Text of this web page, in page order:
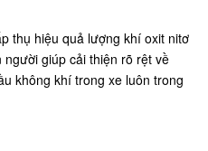
thụ hiệu quả lượng khí oxit nitơ
giúp cải thiện rõ rệt về
không khí trong xe luôn trong